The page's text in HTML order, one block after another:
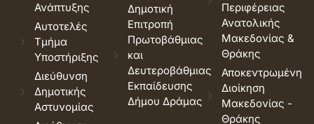
Ανάπτυξης
Αυτοτελές
Τμήμα
Υποστήριξης
Διεύθυνση
Δημοτικής
Αστυνομίας
Δημοτική
Επιτροπή
Πρωτοβάθμιας
και
Δευτεροβάθμιας
Εκπαίδευσης
Δήμου Δράμας
Περιφέρειας
Ανατολικής
Μακεδονίας &
Θράκης
Αποκεντρωμένη
Διοίκηση
Μακεδονίας -
Θράκης